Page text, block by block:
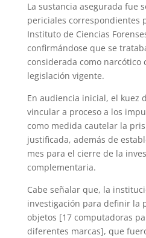
La sustancia asegurada fue
periciales correspondientes
Instituto de Ciencias
confirmándose que se
considerada como narcótico
legislación vigente.
En audiencia inicial, el kuez
vincular a proceso a los
como medida cautelar la
justificada, además de
mes para el cierre de la
complementaria.
Cabe señalar que, la
investigación para definir la
objetos [17 computadoras
diferentes marcas], que